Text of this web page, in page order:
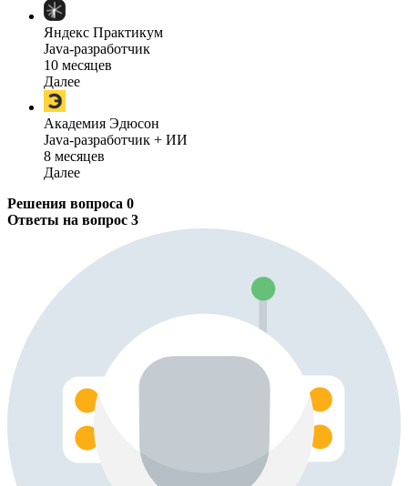
Яндекс Практикум
Java-разработчик
10 месяцев
Далее
Академия Эдюсон
Java-разработчик + ИИ
8 месяцев
Далее
Решения вопроса 0
Ответы на вопрос 3